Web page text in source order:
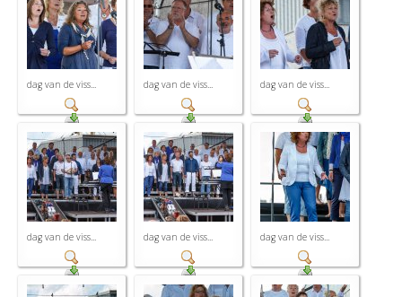
dag van de viss... dag van de viss... dag van de viss...
dag van de viss... dag van de viss... dag van de viss...